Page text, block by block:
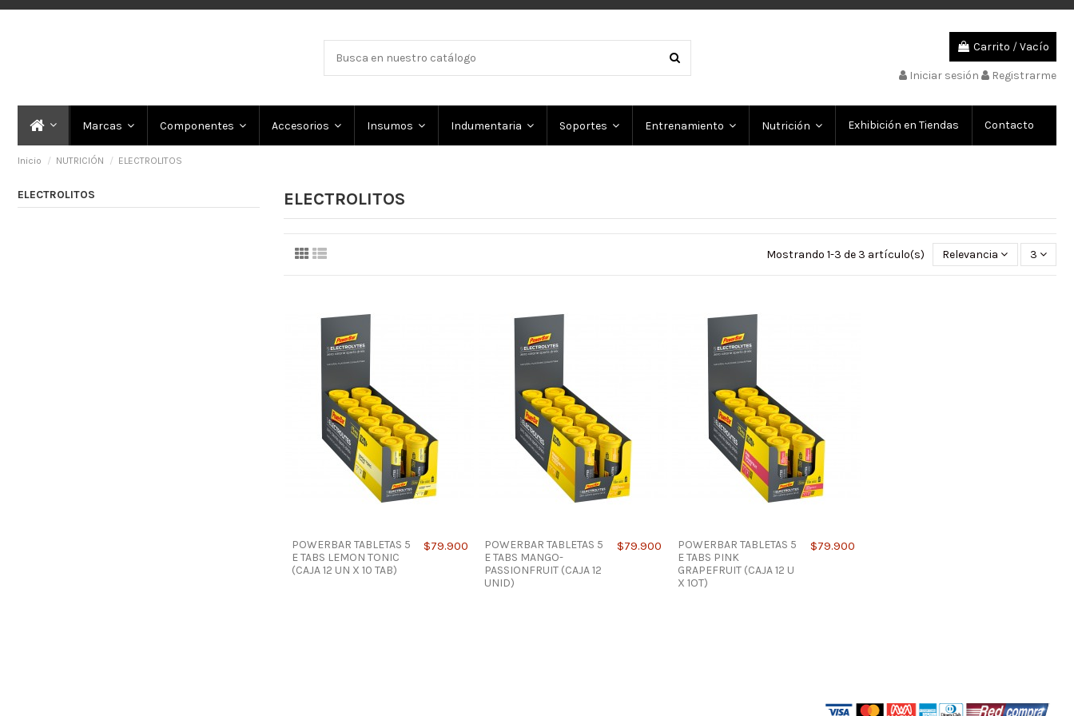
Carrito /Vacío
Iniciar sesión Registrarme
Marcas Componentes Accesorios Insumos Indumentaria Soportes Entrenamiento Nutrición Exhibición en Tiendas Contacto
Inicio NUTRICIÓN ELECTROLITOS
ELECTROLITOS
Mostrando 1-3 de 3 artículo(s) Relevancia 3
POWERBAR TABLETAS 5
E TABS LEMON TONIC
(CAJA 12 UN X 10 TAB)
$79.900
POWERBAR TABLETAS 5
E TABS MANGO-
PASSIONFRUIT (CAJA 12
UNID)
$79.900
POWERBAR TABLETAS 5
E TABS PINK
GRAPEFRUIT (CAJA 12 U
X 1OT)
$79.900
ELECTROLITOS